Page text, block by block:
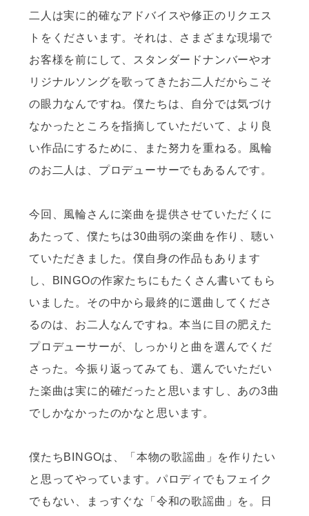
二人は実に的確なアドバイスや修正のリクエス
トをくださいます。それは、さまざまな現場で
お客様を前にして、スタンダードナンバーやオ
リジナルソングを歌ってきたお二人だからこそ
の眼力なんですね。僕たちは、自分では気づけ
なかったところを指摘していただいて、より良
い作品にするために、また努力を重ねる。風輪
のお二人は、プロデューサーでもあるんです。
今回、風輪さんに楽曲を提供させていただくに
あたって、僕たちは30曲弱の楽曲を作り、聴い
ていただきました。僕自身の作品もあります
し、BINGOの作家たちにもたくさん書いてもら
いました。その中から最終的に選曲してくださ
るのは、お二人なんですね。本当に目の肥えた
プロデューサーが、しっかりと曲を選んでくだ
さった。今振り返ってみても、選んでいただい
た楽曲は実に的確だったと思いますし、あの3曲
でしかなかったのかなと思います。
僕たちBINGOは、「本物の歌謡曲」を作りたい
と思ってやっています。パロディでもフェイク
でもない、まっすぐな「令和の歌謡曲」を。日